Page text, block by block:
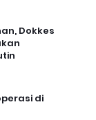
Dokkes
di